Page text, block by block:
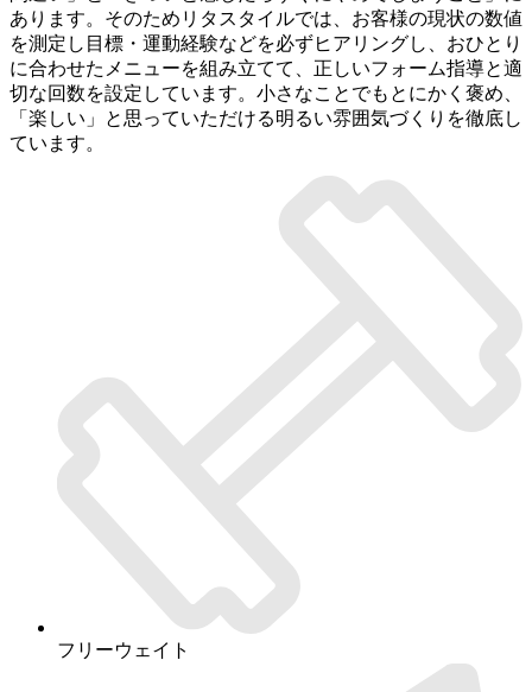
あります。そのためリタスタイルでは、お客様の現状の数値
を測定し目標・運動経験などを必ずヒアリングし、おひとり
に合わせたメニューを組み立てて、正しいフォーム指導と適
切な回数を設定しています。小さなことでもとにかく褒め、
「楽しい」と思っていただける明るい雰囲気づくりを徹底し
ています。
フリーウェイト